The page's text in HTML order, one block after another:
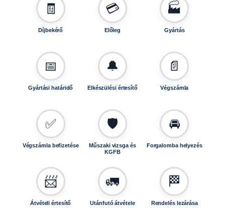
🧾
Díjbekérő
💳
Előleg
🏭
Gyártás
📅
Gyártási határidő
🔔
Elkészülési értesítő
📄
Végszámla
✅
Végszámla befizetése
🛡️
Műszaki vizsga és
KGFB
🚘
Forgalomba helyezés
📨
Átvételi értesítő
🚛
Utánfutó átvétele
🏁
Rendelés lezárása